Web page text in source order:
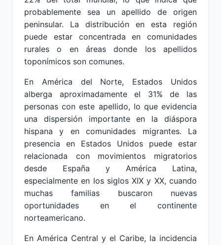
probablemente sea un apellido de origen
peninsular. La distribución en esta región
puede estar concentrada en comunidades
rurales o en áreas donde los apellidos
toponímicos son comunes.
En América del Norte, Estados Unidos
alberga aproximadamente el 31% de las
personas con este apellido, lo que evidencia
una dispersión importante en la diáspora
hispana y en comunidades migrantes. La
presencia en Estados Unidos puede estar
relacionada con movimientos migratorios
desde España y América Latina,
especialmente en los siglos XIX y XX, cuando
muchas familias buscaron nuevas
oportunidades en el continente
norteamericano.
En América Central y el Caribe, la incidencia